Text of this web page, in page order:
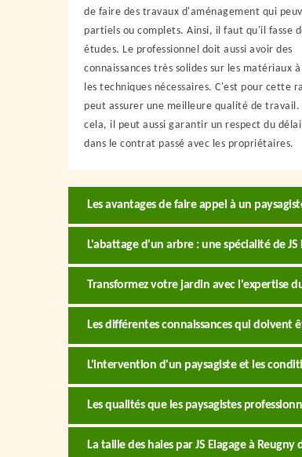
de faire des travaux d'aménagement qui
partiels ou complets. Ainsi, il faut qu'il fasse
études. Le professionnel doit aussi avoir des
connaissances très solides sur les matériaux
les techniques nécessaires. C'est pour cette
peut assurer une meilleure qualité de travail.
cela, il peut aussi garantir un respect du
dans le contrat passé avec les propriétaires.
Les avantages de faire appel à un
L'abattage d'un arbre : une spécialité de JS
Transformez votre jardin avec l'expertise
Les différentes connaissances qui doivent
L'intervention d'un paysagiste et les
Les qualités que les paysagistes
La taille des haies par JS Elagage à Reugny